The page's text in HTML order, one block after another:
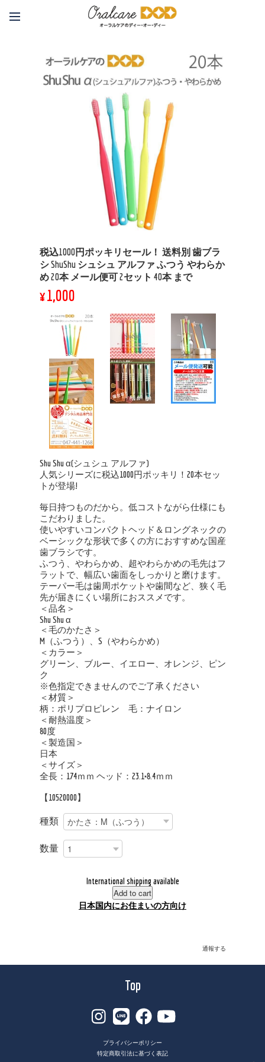
税込1000円ポッキリセール！ 送料別 歯ブラ
シ ShuShu シュシュ アルファ ふつう やわらか
め 20本 メール便可 2セット 40本 まで
¥1,000
Shu Shu α(シュシュ アルファ)
人気シリーズに税込1000円ポッキリ！20本セッ
トが登場!
毎日持つものだから。低コストながら仕様にも
こだわりました。
使いやすいコンパクトヘッド＆ロングネックの
ベーシックな形状で多くの方におすすめな国産
歯ブラシです。
ふつう、やわらかめ、超やわらかめの毛先はフ
ラットで、幅広い歯面をしっかりと磨けます。
テーパー毛は歯周ポケットや歯間など、狭く毛
先が届きにくい場所におススメです。
＜品名＞
Shu Shu α
＜毛のかたさ＞
M（ふつう）、S（やわらかめ）
＜カラー＞
グリーン、ブルー、イエロー、オレンジ、ピン
ク
※色指定できませんのでご了承ください
＜材質＞
柄：ポリプロピレン 毛：ナイロン
＜耐熱温度＞
80度
＜製造国＞
日本
＜サイズ＞
全長：174ｍｍ ヘッド：23.1×8.4ｍｍ
【10520000】
種類
数量
International shipping available
Add to cart
日本国内にお住まいの方向け
通報する
Top
プライバシーポリシー
特定商取引法に基づく表記